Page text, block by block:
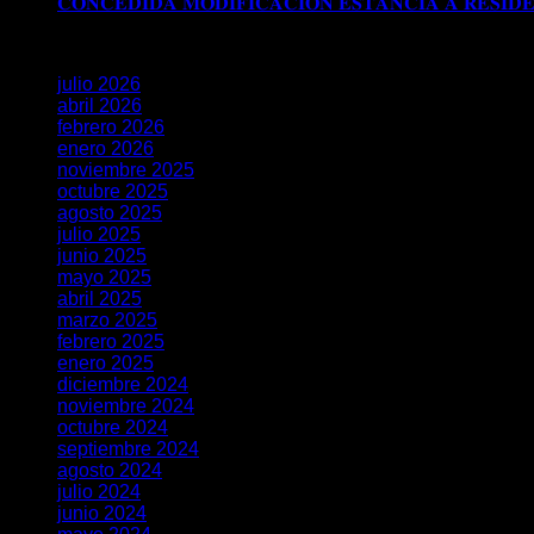
julio 2026
abril 2026
febrero 2026
enero 2026
noviembre 2025
octubre 2025
agosto 2025
julio 2025
junio 2025
mayo 2025
abril 2025
marzo 2025
febrero 2025
enero 2025
diciembre 2024
noviembre 2024
octubre 2024
septiembre 2024
agosto 2024
julio 2024
junio 2024